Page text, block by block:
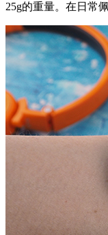
25g的重量。在日常